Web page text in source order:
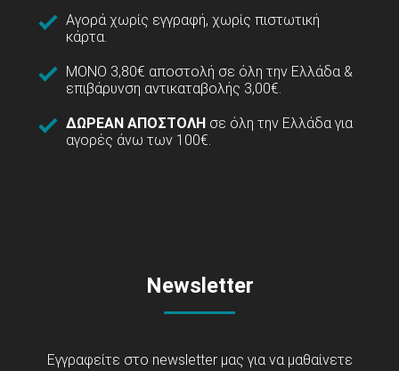
Αγορά χωρίς εγγραφή, χωρίς πιστωτική
κάρτα.
ΜΟΝΟ 3,80€ αποστολή σε όλη την Ελλάδα &
επιβάρυνση αντικαταβολής 3,00€.
ΔΩΡΕΑΝ ΑΠΟΣΤΟΛΗ σε όλη την Ελλάδα για
αγορές άνω των 100€.
Newsletter
Εγγραφείτε στο newsletter μας για να μαθαίνετε